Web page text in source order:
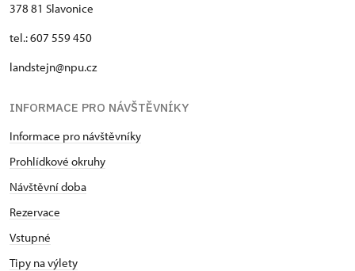
378 81 Slavonice
tel.: 607 559 450
landstejn@npu.cz
INFORMACE PRO NÁVŠTĚVNÍKY
Informace pro návštěvníky
Prohlídkové okruhy
Návštěvní doba
Rezervace
Vstupné
Tipy na výlety